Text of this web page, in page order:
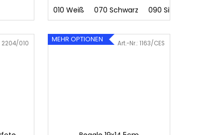
010 Weiß 070 Schwarz 090 Silber
2204/010 MEHR OPTIONEN Art.-Nr.: 1163/CES